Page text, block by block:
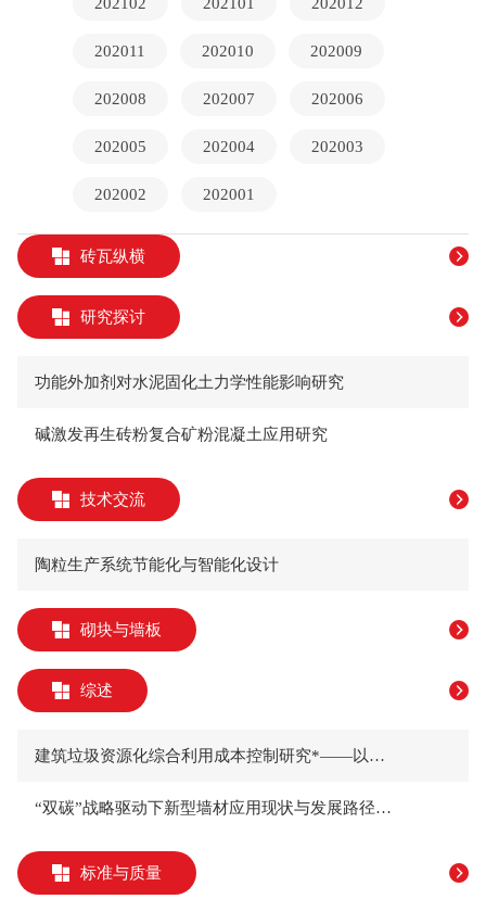
202011 202010 202009
202008 202007 202006
202005 202004 202003
202002 202001
砖瓦纵横
研究探讨
功能外加剂对水泥固化土力学性能影响研究
碱激发再生砖粉复合矿粉混凝土应用研究
技术交流
陶粒生产系统节能化与智能化设计
砌块与墙板
综述
建筑垃圾资源化综合利用成本控制研究*——以广西柳州为例
“双碳”战略驱动下新型墙材应用现状与发展路径王斌仁
标准与质量